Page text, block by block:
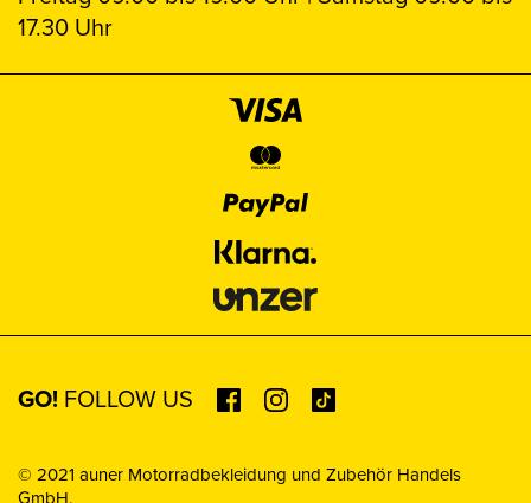
17.30 Uhr
GO! FOLLOW US
© 2021 auner Motorradbekleidung und Zubehör Handels